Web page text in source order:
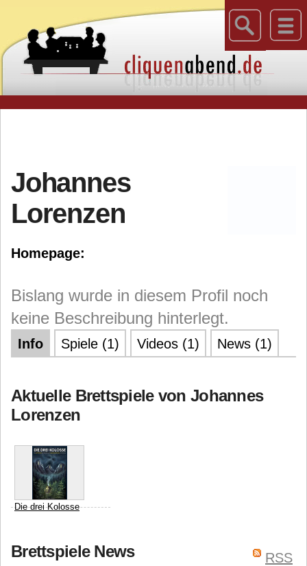
Johannes
Lorenzen
Homepage:
Bislang wurde in diesem Profil noch
keine Beschreibung hinterlegt.
Info Spiele (1) Videos (1) News (1)
Aktuelle Brettspiele von Johannes
Lorenzen
Die drei Kolosse
Hussung Johannes RSS
Brettspiele News